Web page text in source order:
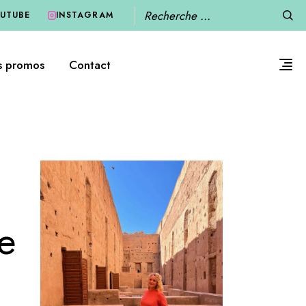
INSTAGRAM
Recherche
promos Contact